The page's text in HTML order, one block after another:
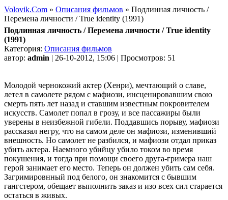
Volovik.Com » Описания фильмов » Подлинная личность /
Перемена личности / True identity (1991)
Подлинная личность / Перемена личности / True identity
(1991)
Категория: Описания фильмов
автор: admin | 26-10-2012, 15:06 | Просмотров: 51
Молодой чернокожий актер (Хенри), мечтающий о славе,
летел в самолете рядом с мафиози, инсценировавшим свою
смерть пять лет назад и ставшим известным покровителем
искусств. Самолет попал в грозу, и все пассажиры были
уверены в неизбежной гибели. Поддавшись порыву, мафиози
рассказал негру, что на самом деле он мафиози, изменивший
внешность. Но самолет не разбился, и мафиози отдал приказ
убить актера. Наемного убийцу убило током во время
покушения, и тогда при помощи своего друга-гримера наш
герой занимает его место. Теперь он должен убить сам себя.
Загримировнный под белого, он знакомится с бывшим
гангстером, обещает выполнить заказ и изо всех сил старается
остаться в живых.